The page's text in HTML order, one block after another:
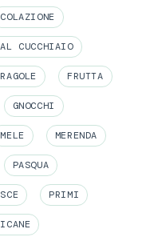
COLAZIONE
CUCCHIAIO
FRUTTA
GNOCCHI
MELE MERENDA
PASQUA
PRIMI